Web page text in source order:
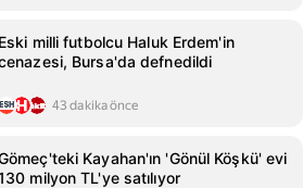
Eski milli futbolcu Haluk Erdem'in
Bursa'da defnedildi
43 dakika önce
Kayahan'ın 'Gönül Köşkü' evi
milyon TL'ye satılıyor